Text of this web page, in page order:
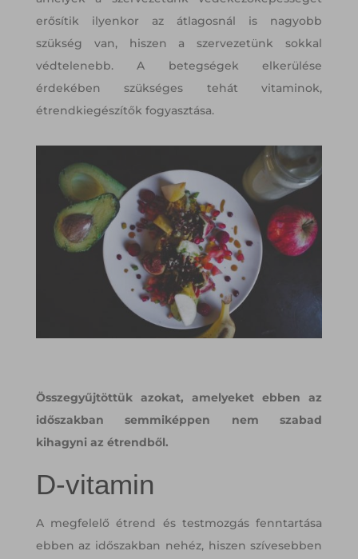
erősítik ilyenkor az átlagosnál is nagyobb
szükség van, hiszen a szervezetünk sokkal
védtelenebb. A betegségek elkerülése
érdekében szükséges tehát vitaminok,
étrendkiegészítők fogyasztása.
Összegyűjtöttük azokat, amelyeket ebben az
időszakban semmiképpen nem szabad
kihagyni az étrendből.
D-vitamin
A megfelelő étrend és testmozgás fenntartása
ebben az időszakban nehéz, hiszen szívesebben